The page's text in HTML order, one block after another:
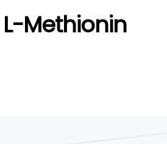
L-Methionin